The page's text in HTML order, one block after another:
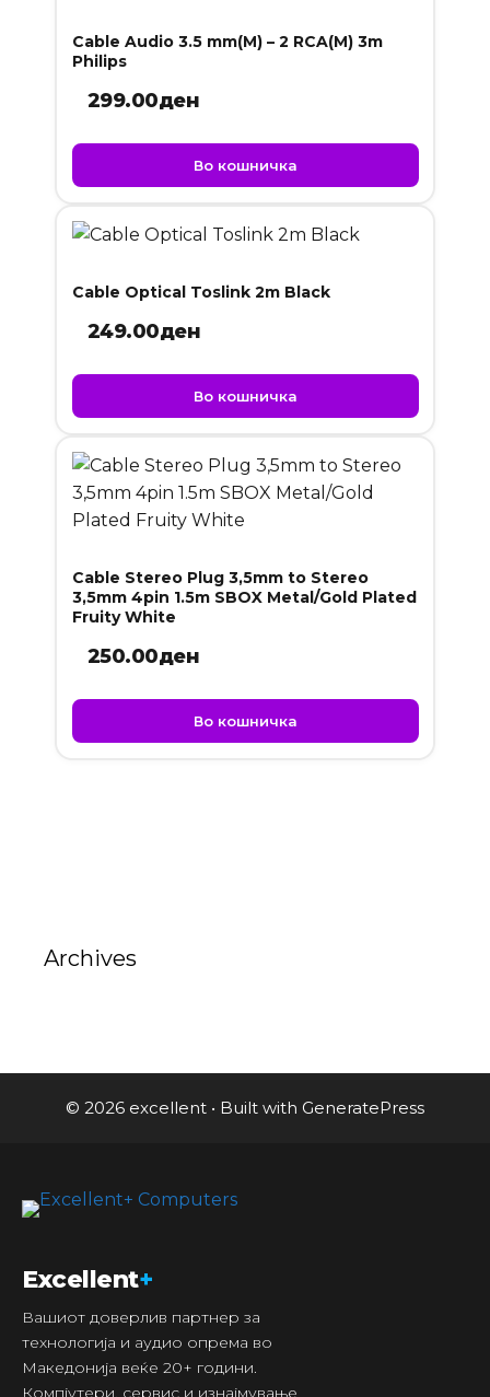
Cable Audio 3.5 mm(M) – 2 RCA(M) 3m
Philips
299.00ден
Во кошничка
Cable Optical Toslink 2m Black
249.00ден
Во кошничка
Cable Stereo Plug 3,5mm to Stereo
3,5mm 4pin 1.5m SBOX Metal/Gold Plated
Fruity White
250.00ден
Во кошничка
Archives
© 2026 excellent • Built with GeneratePress
Excellent+
Вашиот доверлив партнер за
технологија и аудио опрема во
Македонија веќе 20+ години.
Компјутери, сервис и изнајмување